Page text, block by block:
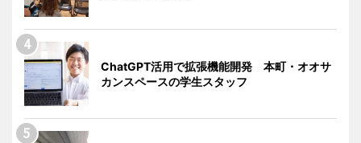
ChatGPT活用で拡張機能開発 本町・オオサ
カンスペースの学生スタッフ